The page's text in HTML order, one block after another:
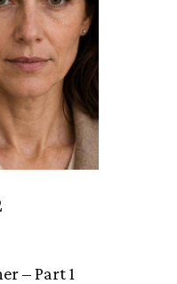
– Part 1